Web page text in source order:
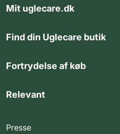
Mit uglecare.dk
Find din Uglecare butik
Fortrydelse af køb
Relevant
Presse